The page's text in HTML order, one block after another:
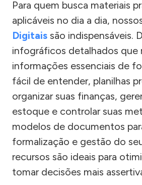
Para quem busca materiais
aplicáveis no dia a dia,
Digitais são indispensáveis.
infográficos detalhados que
informações essenciais de
fácil de entender, planilhas
organizar suas finanças,
estoque e controlar suas
modelos de documentos
formalização e gestão do
recursos são ideais para
tomar decisões mais